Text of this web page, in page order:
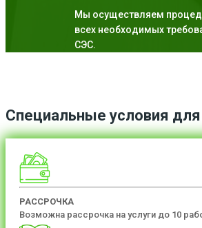
Мы осуществляем
всех необходимых
СЭС.
Специальные условия для
РАССРОЧКА
Возможна рассрочка на услуги до 10